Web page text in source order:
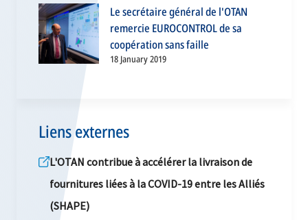
Le secrétaire général de l'OTAN
remercie EUROCONTROL de sa
coopération sans faille
18 January 2019
Liens externes
L'OTAN contribue à accélérer la livraison de
fournitures liées à la COVID-19 entre les Alliés
(SHAPE)